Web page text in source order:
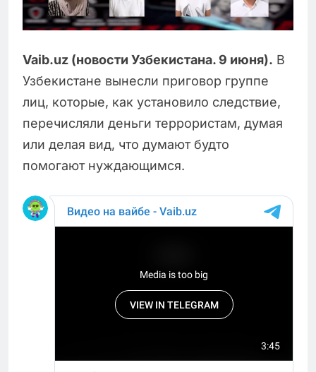
Vaib.uz (новости Узбекистана. 9 июня). В
Узбекистане вынесли приговор группе
лиц, которые, как установило следствие,
перечисляли деньги террористам, думая
или делая вид, что думают будто
помогают нуждающимся.